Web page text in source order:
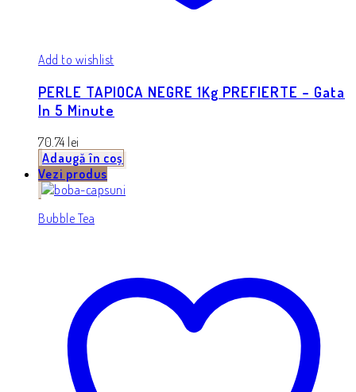
Add to wishlist
PERLE TAPIOCA NEGRE 1Kg PREFIERTE – Gata
In 5 Minute
70.74 lei
Adaugă în coș
Vezi produs
Bubble Tea